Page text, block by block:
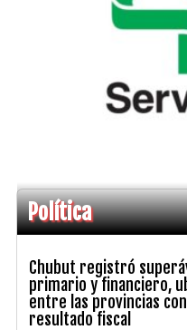
Política
Chubut registró
primario y financiero,
entre las provincias
resultado fiscal